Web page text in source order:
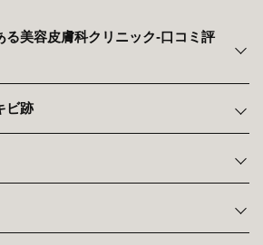
る美容皮膚科クリニック‐口コミ評
ビ跡